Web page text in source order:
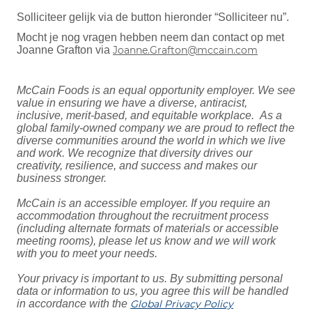
Solliciteer gelijk via de button hieronder “Solliciteer nu”.
Mocht je nog vragen hebben neem dan contact op met
Joanne Grafton via Joanne.Grafton@mccain.com
McCain Foods is an equal opportunity employer. We see
value in ensuring we have a diverse, antiracist,
inclusive, merit-based, and equitable workplace. As a
global family-owned company we are proud to reflect the
diverse communities around the world in which we live
and work. We recognize that diversity drives our
creativity, resilience, and success and makes our
business stronger.
McCain is an accessible employer. If you require an
accommodation throughout the recruitment process
(including alternate formats of materials or accessible
meeting rooms), please let us know and we will work
with you to meet your needs.
Your privacy is important to us. By submitting personal
data or information to us, you agree this will be handled
in accordance with the Global Privacy Policy